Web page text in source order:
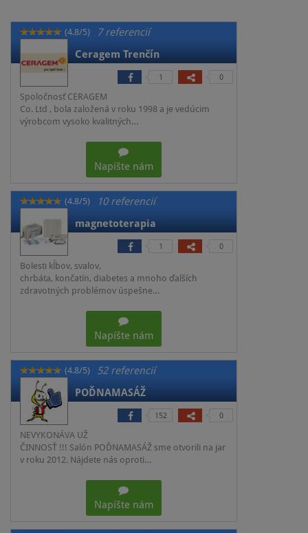
(4.8/5)
7 referencií
Ceragem Trenčín
1 0
Spoločnosť CERAGEM
Co. Ltd , bola založená v roku 1998 a je vedúcim
výrobcom vysoko kvalitných…
Napíšte nám
(4.8/5)
10 referencií
magnetoterapia
1 0
Bolesti kĺbov, svalov,
chrbáta, končatín, diabetes a mnoho ďalších
zdravotných problémov úspešne…
Napíšte nám
(4.8/5)
52 referencií
POĎNAMASÁŽ
152 0
NEVYKONÁVA UŽ
ČINNOSŤ !!! Salón POĎNAMASÁŽ sme otvorili na jar
v roku 2012. Nájdete nás oproti…
Napíšte nám